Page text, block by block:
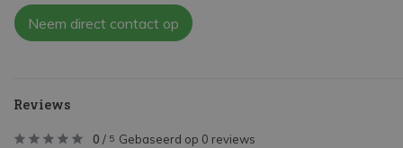
Neem direct contact op
Reviews
0 / 5 Gebaseerd op 0 reviews